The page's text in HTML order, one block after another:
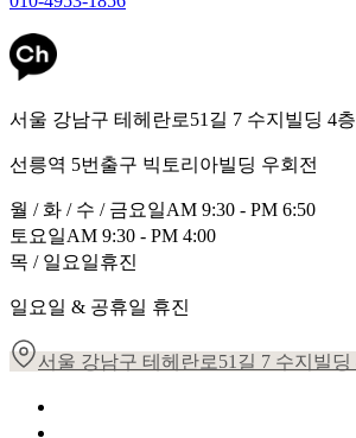
서울 강남구 테헤란로51길 7 수지빌딩 4층
선릉역 5번출구 빅토리아빌딩 우회전
월 / 화 / 수 / 금요일AM 9:30 - PM 6:50
토요일AM 9:30 - PM 4:00
목 / 일요일휴진
일요일 & 공휴일 휴진
서울 강남구 테헤란로51길 7 수지빌딩